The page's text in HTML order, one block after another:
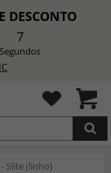
DESCONTO
5
Segundos
Slite (linho)